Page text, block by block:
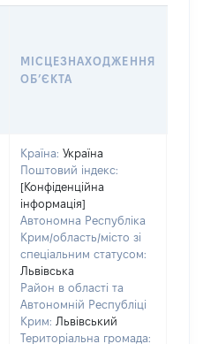
МІСЦЕЗНАХОДЖЕННЯ
ОБʼЄКТА
Країна: Україна
Поштовий індекс:
[Конфіденційна
інформація]
Автономна Республіка
Крим/область/місто зі
спеціальним статусом:
Львівська
Район в області та
Автономній Республіці
Крим: Львівський
Територіальна громада: